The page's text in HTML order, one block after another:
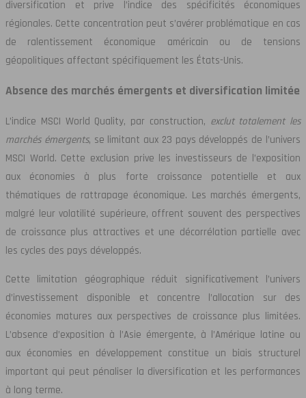
diversification et prive l’indice des spécificités économiques
régionales. Cette concentration peut s’avérer problématique en cas
de ralentissement économique américain ou de tensions
géopolitiques affectant spécifiquement les États-Unis.
Absence des marchés émergents et diversification limitée
L’indice MSCI World Quality, par construction, exclut totalement les
marchés émergents, se limitant aux 23 pays développés de l’univers
MSCI World. Cette exclusion prive les investisseurs de l’exposition
aux économies à plus forte croissance potentielle et aux
thématiques de rattrapage économique. Les marchés émergents,
malgré leur volatilité supérieure, offrent souvent des perspectives
de croissance plus attractives et une décorrélation partielle avec
les cycles des pays développés.
Cette limitation géographique réduit significativement l’univers
d’investissement disponible et concentre l’allocation sur des
économies matures aux perspectives de croissance plus limitées.
L’absence d’exposition à l’Asie émergente, à l’Amérique latine ou
aux économies en développement constitue un biais structurel
important qui peut pénaliser la diversification et les performances
à long terme.